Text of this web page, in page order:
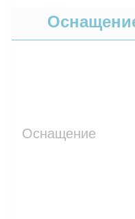
Оснащение